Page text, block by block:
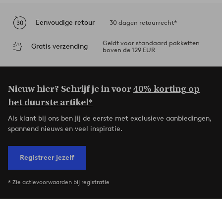
Eenvoudige retour 30 dagen retourrecht*
Gratis verzending
Geldt voor standaard pakketten
boven de 129 EUR
Nieuw hier? Schrijf je in voor40% korting op
het duurste artikel*
Als klant bij ons ben jij de eerste met exclusieve aanbiedingen,
spannend nieuws en veel inspiratie.
Registreer jezelf
* Zie actievoorwaarden bij registratie